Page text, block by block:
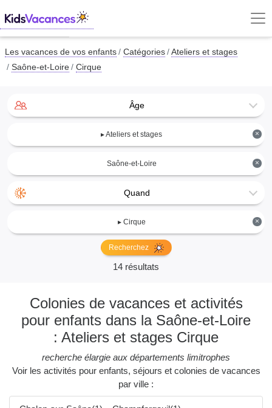
Les vacances de vos enfants Catégories
Ateliers et stages
Saône-et-Loire
Cirque
Âge
×
▸ Ateliers et stages
×
Saône-et-Loire
Quand
×
▸ Cirque
Recherchez
14 résultats
Colonies de vacances et activités
pour enfants dans la Saône-et-Loire
: Ateliers et stages Cirque
recherche élargie aux départements limitrophes
Voir les activités pour enfants, séjours et colonies de vacances
par ville :